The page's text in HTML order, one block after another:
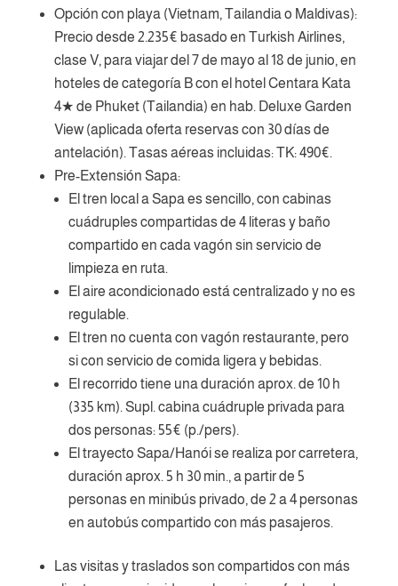
Opción con playa (Vietnam, Tailandia o Maldivas):
Precio desde 2.235€ basado en Turkish Airlines,
clase V, para viajar del 7 de mayo al 18 de junio, en
hoteles de categoría B con el hotel Centara Kata
4★ de Phuket (Tailandia) en hab. Deluxe Garden
View (aplicada oferta reservas con 30 días de
antelación). Tasas aéreas incluidas: TK: 490€.
Pre-Extensión Sapa:
El tren local a Sapa es sencillo, con cabinas
cuádruples compartidas de 4 literas y baño
compartido en cada vagón sin servicio de
limpieza en ruta.
El aire acondicionado está centralizado y no es
regulable.
El tren no cuenta con vagón restaurante, pero
si con servicio de comida ligera y bebidas.
El recorrido tiene una duración aprox. de 10 h
(335 km). Supl. cabina cuádruple privada para
dos personas: 55€ (p./pers).
El trayecto Sapa/Hanói se realiza por carretera,
duración aprox. 5 h 30 min., a partir de 5
personas en minibús privado, de 2 a 4 personas
en autobús compartido con más pasajeros.
Las visitas y traslados son compartidos con más